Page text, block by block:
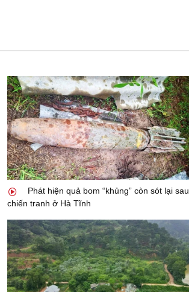
Phát hiện quả bom “khủng” còn sót lại sau
chiến tranh ở Hà Tĩnh